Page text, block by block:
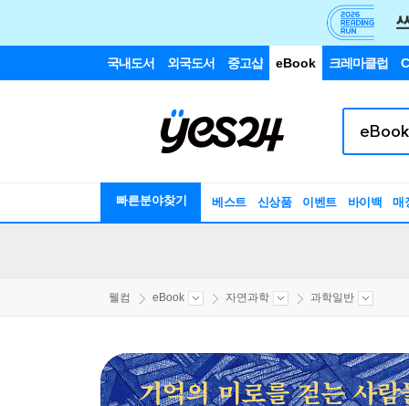
국내도서 외국도서 중고샵 eBook 크레마클럽
빠른분야찾기 베스트 신상품 이벤트 바이백 매
웰컴 eBook 자연과학 과학일반